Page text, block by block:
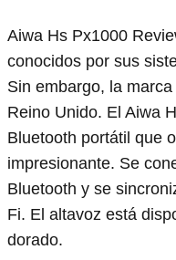
Aiwa Hs Px1000
conocidos por sus
Sin embargo, la
Reino Unido. El Aiwa
Bluetooth portátil que
impresionante. Se
Bluetooth y se
Fi. El altavoz está
dorado.